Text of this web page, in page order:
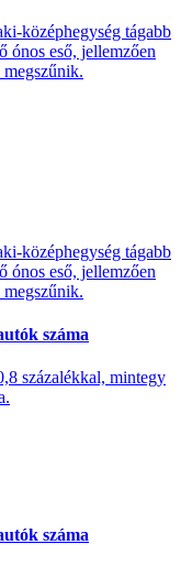
középhegység tágabb
ónos eső, jellemzően
középhegység tágabb
ónos eső, jellemzően
száma
százalékkal, mintegy
száma